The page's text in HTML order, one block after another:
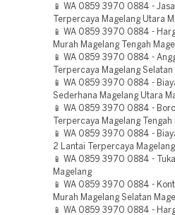
📱 WA 0859 3970 0884 -
Terpercaya Magelang Utara
📱 WA 0859 3970 0884 -
Murah Magelang Tengah
📱 WA 0859 3970 0884 -
Terpercaya Magelang
📱 WA 0859 3970 0884 -
Sederhana Magelang Utara
📱 WA 0859 3970 0884 -
Terpercaya Magelang Tengah
📱 WA 0859 3970 0884 -
2 Lantai Terpercaya
📱 WA 0859 3970 0884 -
Magelang
📱 WA 0859 3970 0884 -
Murah Magelang Selatan
📱 WA 0859 3970 0884 -